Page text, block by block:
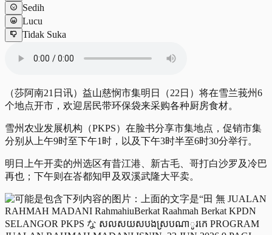
Sedih
Lucu
Tidak Suka
（莎阿南21日讯）益山慈悯市集明日（22日）将在雪兰莪州6
个地点开市，欢迎居民带环保袋来采购各种厨房食材。
雪州农业发展机构（PKPS）在脸书分享市集地点，促销市集
分别从上午9时至下午1时，以及下午3时半至6时30分举行。
明日上午开卖的州选区有昔江港、新古毛、哥打白沙罗及冷巴
再也；下午则在峇都知甲及双溪武隆大平卖。